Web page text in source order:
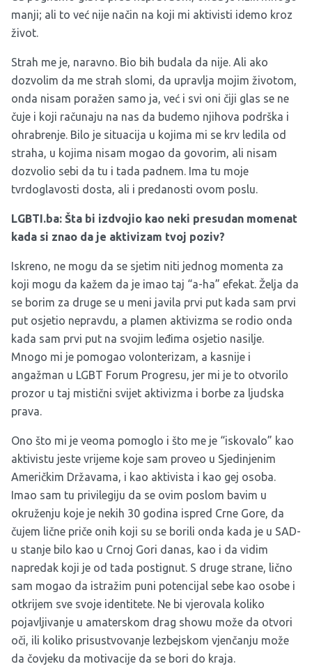
manji; ali to već nije način na koji mi aktivisti idemo kroz
život.
Strah me je, naravno. Bio bih budala da nije. Ali ako
dozvolim da me strah slomi, da upravlja mojim životom,
onda nisam poražen samo ja, već i svi oni čiji glas se ne
čuje i koji računaju na nas da budemo njihova podrška i
ohrabrenje. Bilo je situacija u kojima mi se krv ledila od
straha, u kojima nisam mogao da govorim, ali nisam
dozvolio sebi da tu i tada padnem. Ima tu moje
tvrdoglavosti dosta, ali i predanosti ovom poslu.
LGBTI.ba: Šta bi izdvojio kao neki presudan momenat
kada si znao da je aktivizam tvoj poziv?
Iskreno, ne mogu da se sjetim niti jednog momenta za
koji mogu da kažem da je imao taj “a-ha” efekat. Želja da
se borim za druge se u meni javila prvi put kada sam prvi
put osjetio nepravdu, a plamen aktivizma se rodio onda
kada sam prvi put na svojim leđima osjetio nasilje.
Mnogo mi je pomogao volonterizam, a kasnije i
angažman u LGBT Forum Progresu, jer mi je to otvorilo
prozor u taj mistični svijet aktivizma i borbe za ljudska
prava.
Ono što mi je veoma pomoglo i što me je “iskovalo” kao
aktivistu jeste vrijeme koje sam proveo u Sjedinjenim
Američkim Državama, i kao aktivista i kao gej osoba.
Imao sam tu privilegiju da se ovim poslom bavim u
okruženju koje je nekih 30 godina ispred Crne Gore, da
čujem lične priče onih koji su se borili onda kada je u SAD-
u stanje bilo kao u Crnoj Gori danas, kao i da vidim
napredak koji je od tada postignut. S druge strane, lično
sam mogao da istražim puni potencijal sebe kao osobe i
otkrijem sve svoje identitete. Ne bi vjerovala koliko
pojavljivanje u amaterskom drag showu može da otvori
oči, ili koliko prisustvovanje lezbejskom vjenčanju može
da čovjeku da motivacije da se bori do kraja.